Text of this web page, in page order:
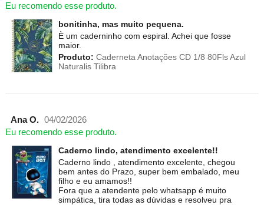
Eu recomendo esse produto.
bonitinha, mas muito pequena.
È um caderninho com espiral. Achei que fosse
maior.
Produto: Caderneta Anotações CD 1/8 80Fls Azul
Naturalis Tilibra
Ana O. 04/02/2026
Eu recomendo esse produto.
Caderno lindo, atendimento excelente!!
Caderno lindo , atendimento excelente, chegou
bem antes do Prazo, super bem embalado, meu
filho e eu amamos!!
Fora que a atendente pelo whatsapp é muito
simpática, tira todas as dúvidas e resolveu pra